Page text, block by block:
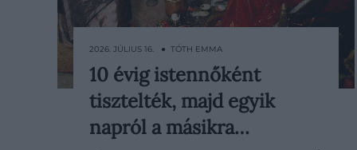
Nepálban évszázadok óta
kislányokat választanak ki, akiket
egy hindu istennő földi
megtestesüléseként tisztelnek. A
2026. JÚLIUS 16. ● TÓTH EMMA
10 évig istennőként
tisztelték, majd egyik
napról a másikra…